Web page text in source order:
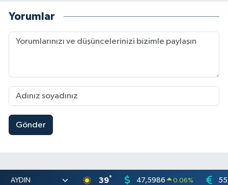
Yorumlar
Gönder
39° 47,5986 0.06%